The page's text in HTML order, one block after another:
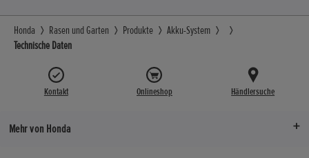
Honda Rasen und Garten Produkte
Akku-System
Technische Daten
Kontakt Onlineshop Händlersuche
Mehr von Honda